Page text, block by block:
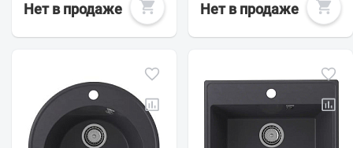
Нет в продаже Нет в продаже